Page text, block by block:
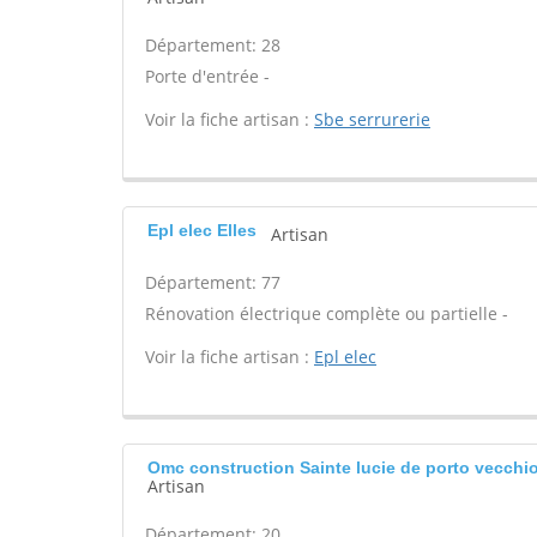
Département: 28
Porte d'entrée -
Voir la fiche artisan : Sbe serrurerie
Epl elec Elles Artisan
Département: 77
Rénovation électrique complète ou partielle -
Voir la fiche artisan : Epl elec
Omc construction Sainte lucie de porto
Artisan